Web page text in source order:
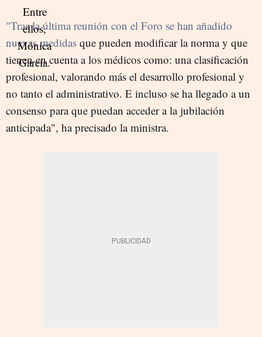
"Tras la última reunión con el Foro se han añadido
nuevas medidas que pueden modificar la norma y que
tienen en cuenta a los médicos como: una clasificación
profesional, valorando más el desarrollo profesional y
no tanto el administrativo. E incluso se ha llegado a un
consenso para que puedan acceder a la jubilación
anticipada", ha precisado la ministra.